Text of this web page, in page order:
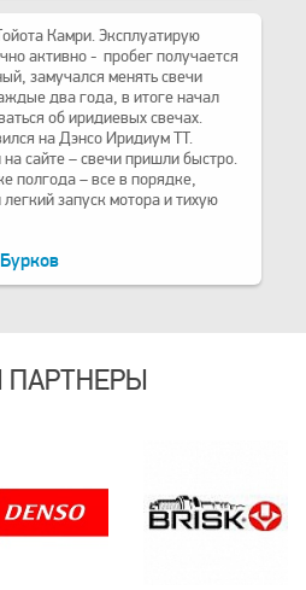
Камри. Эксплуатирую
активно - пробег получается
замучался менять свечи
два года, в итоге начал
об иридиевых свечах.
на Дэнсо Иридиум TT.
на сайте – свечи пришли быстро.
полгода – все в порядке,
легкий запуск мотора и тихую